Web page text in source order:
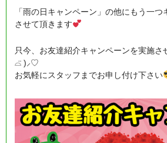
「雨の日キャンペーン」の他にもう一
させて頂きます
只今、お友達紹介キャンペーンを実施さ
⌓̈ )⸝♡
お気軽にスタッフまでお申し付け下さい